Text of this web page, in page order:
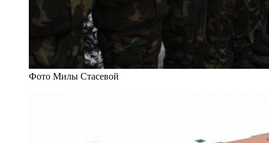
Фото Милы Стасевой